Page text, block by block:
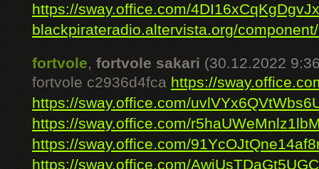
https://sway.office.com/
blackpirateradio.altervista.org/
fortvole, fortvole sakari (30.12.2022
fortvole c2936d4fca https://
https://sway.office.com/
https://sway.office.com/
https://sway.office.com/
https://sway.office.com/